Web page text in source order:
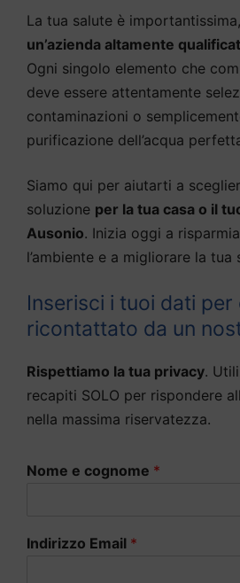
La tua salute è importantissima,
un’azienda altamente
Ogni singolo elemento che
deve essere attentamente
contaminazioni o
purificazione dell’acqua
Siamo qui per aiutarti a
soluzione per la tua casa o il
Ausonio. Inizia oggi a
l’ambiente e a migliorare la tua
Inserisci i tuoi dati per
ricontattato da un
Rispettiamo la tua privacy.
recapiti SOLO per rispondere
nella massima riservatezza.
Nome e cognome *
Indirizzo Email *